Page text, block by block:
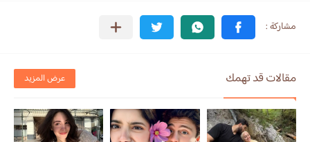
مقالات قد تهمك عرض المزيد